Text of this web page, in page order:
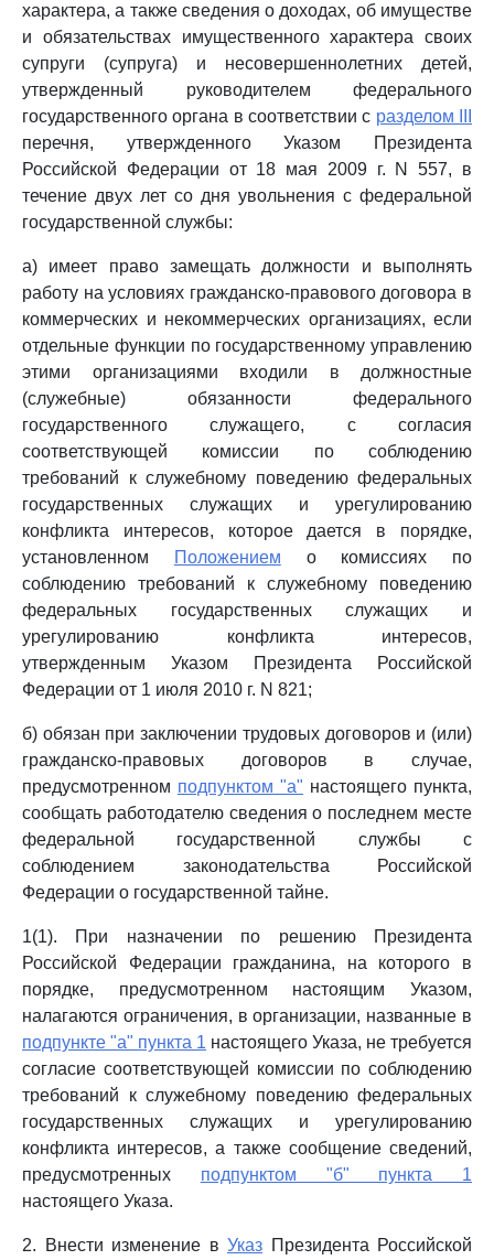
характера, а также сведения о доходах, об имуществе
и обязательствах имущественного характера своих
супруги (супруга) и несовершеннолетних детей,
утвержденный руководителем федерального
государственного органа в соответствии с разделом III
перечня, утвержденного Указом Президента
Российской Федерации от 18 мая 2009 г. N 557, в
течение двух лет со дня увольнения с федеральной
государственной службы:
а) имеет право замещать должности и выполнять
работу на условиях гражданско-правового договора в
коммерческих и некоммерческих организациях, если
отдельные функции по государственному управлению
этими организациями входили в должностные
(служебные) обязанности федерального
государственного служащего, с согласия
соответствующей комиссии по соблюдению
требований к служебному поведению федеральных
государственных служащих и урегулированию
конфликта интересов, которое дается в порядке,
установленном
Положением о комиссиях по
соблюдению требований к служебному поведению
федеральных государственных служащих и
урегулированию конфликта интересов,
утвержденным Указом Президента Российской
Федерации от 1 июля 2010 г. N 821;
б) обязан при заключении трудовых договоров и (или)
гражданско-правовых договоров в случае,
предусмотренном подпунктом "а" настоящего пункта,
сообщать работодателю сведения о последнем месте
федеральной государственной службы с
соблюдением законодательства Российской
Федерации о государственной тайне.
1(1). При назначении по решению Президента
Российской Федерации гражданина, на которого в
порядке, предусмотренном настоящим Указом,
налагаются ограничения, в организации, названные в
подпункте "а" пункта 1 настоящего Указа, не требуется
согласие соответствующей комиссии по соблюдению
требований к служебному поведению федеральных
государственных служащих и урегулированию
конфликта интересов, а также сообщение сведений,
предусмотренных подпунктом "б" пункта 1
настоящего Указа.
2. Внести изменение в Указ Президента Российской